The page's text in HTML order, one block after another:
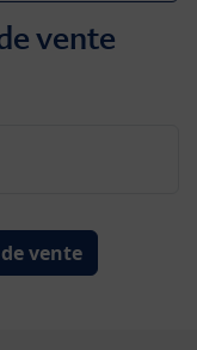
vente
vente